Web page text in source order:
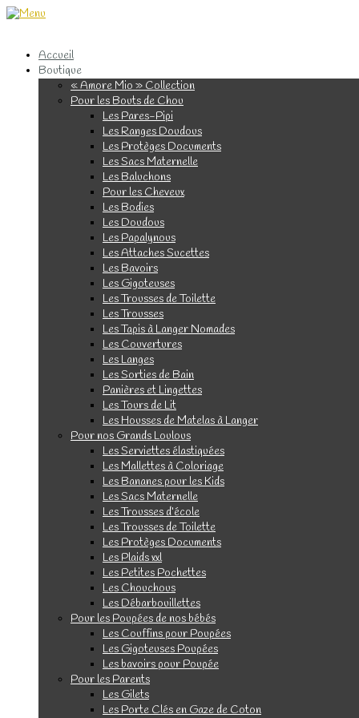
Accueil
Boutique
« Amore Mio » Collection
Pour les Bouts de Chou
Les Pares-Pipi
Les Ranges Doudous
Les Protèges Documents
Les Sacs Maternelle
Les Baluchons
Pour les Cheveux
Les Bodies
Les Doudous
Les Papalynous
Les Attaches Sucettes
Les Bavoirs
Les Gigoteuses
Les Trousses de Toilette
Les Trousses
Les Tapis à Langer Nomades
Les Couvertures
Les Langes
Les Sorties de Bain
Panières et Lingettes
Les Tours de Lit
Les Housses de Matelas à Langer
Pour nos Grands Loulous
Les Serviettes élastiquées
Les Mallettes à Coloriage
Les Bananes pour les Kids
Les Sacs Maternelle
Les Trousses d’école
Les Trousses de Toilette
Les Protèges Documents
Les Plaids xxl
Les Petites Pochettes
Les Chouchous
Les Débarbouillettes
Pour les Poupées de nos bébés
Les Couffins pour Poupées
Les Gigoteuses Poupées
Les bavoirs pour Poupée
Pour les Parents
Les Gilets
Les Porte Clés en Gaze de Coton